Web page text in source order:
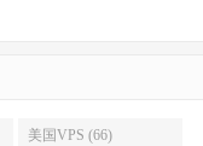
美国VPS (66)